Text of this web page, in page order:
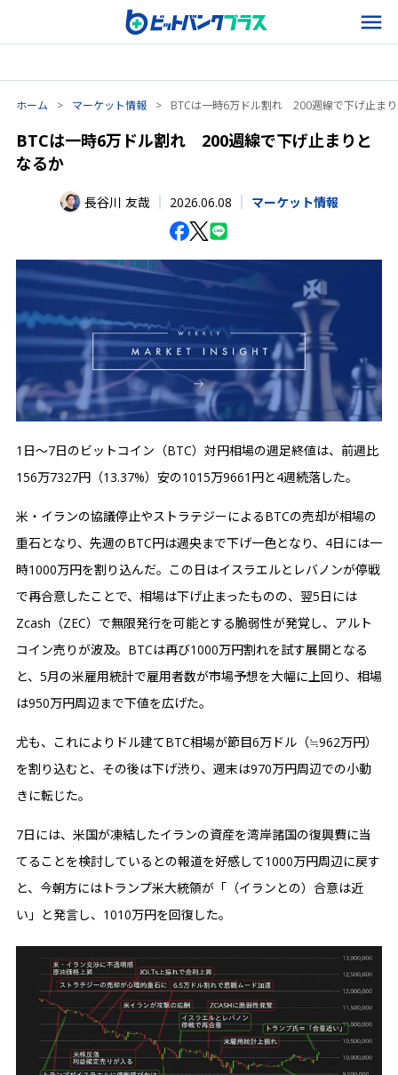
ホーム > マーケット情報 > BTCは一時6万ドル割れ 200週線で下げ止ま
BTCは一時6万ドル割れ 200週線で下げ止まりと
なるか
長谷川 友哉 2026.06.08 マーケット情報
1日〜7日のビットコイン（BTC）対円相場の週足終値は、前週比
156万7327円（13.37%）安の1015万9661円と4週続落した。
米・イランの協議停止やストラテジーによるBTCの売却が相場の
重石となり、先週のBTC円は週央まで下げ一色となり、4日には一
時1000万円を割り込んだ。この日はイスラエルとレバノンが停戦
で再合意したことで、相場は下げ止まったものの、翌5日には
Zcash（ZEC）で無限発行を可能とする脆弱性が発覚し、アルト
コイン売りが波及。BTCは再び1000万円割れを試す展開となる
と、5月の米雇用統計で雇用者数が市場予想を大幅に上回り、相場
は950万円周辺まで下値を広げた。
尤も、これによりドル建てBTC相場が節目6万ドル（≒962万円）
を割り込むと、その後は下げ渋り、週末は970万円周辺での小動
きに転じた。
7日には、米国が凍結したイランの資産を湾岸諸国の復興費に当
てることを検討しているとの報道を好感して1000万円周辺に戻す
と、今朝方にはトランプ米大統領が「（イランとの）合意は近
い」と発言し、1010万円を回復した。